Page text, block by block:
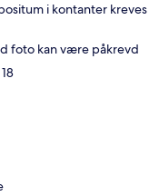
i kontanter kreves
foto kan være påkrevd